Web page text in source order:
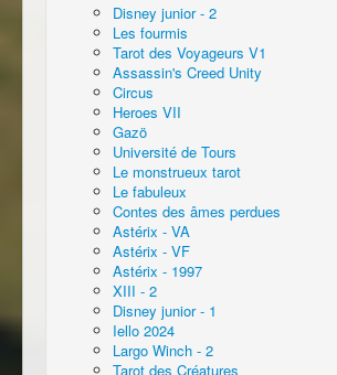
Disney junior - 2
Les fourmis
Tarot des Voyageurs V1
Assassin's Creed Unity
Circus
Heroes VII
Gazö
Université de Tours
Le monstrueux tarot
Le fabuleux
Contes des âmes perdues
Astérix - VA
Astérix - VF
Astérix - 1997
XIII - 2
Disney junior - 1
Iello 2024
Largo Winch - 2
Tarot des Créatures